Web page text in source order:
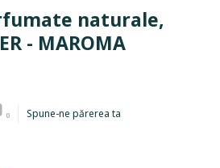
naturale,
- MAROMA
0 Spune-ne părerea ta